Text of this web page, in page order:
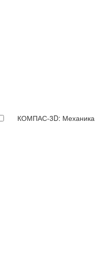
КОМПАС-3D: Механика